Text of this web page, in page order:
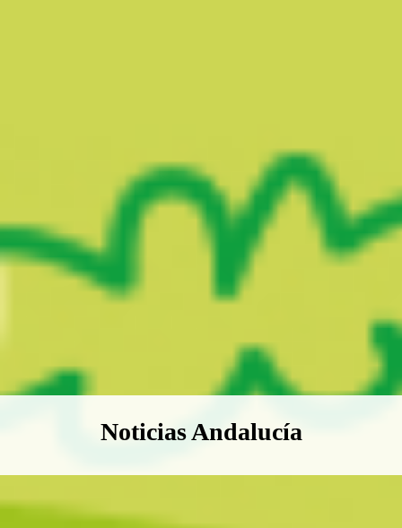
Boletín Noticias Andalucía
Noticias Andalucía